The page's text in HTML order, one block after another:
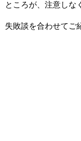
ところが、注意し
失敗談を合わせてご